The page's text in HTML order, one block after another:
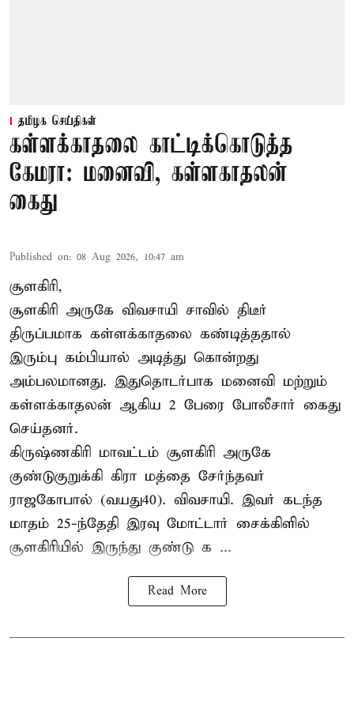
தமிழக செய்திகள்
கள்ளக்காதலை காட்டிக்கொடுத்த
கேமரா: மனைவி, கள்ளகாதலன்
கைது
Published on: 08 Aug 2026, 10:47 am
சூளகிரி,
சூளகிரி அருகே விவசாயி சாவில் திடீர்
திருப்பமாக கள்ளக்காதலை கண்டித்ததால்
இரும்பு கம்பியால் அடித்து கொன்றது
அம்பலமானது. இதுதொடர்பாக மனைவி மற்றும்
கள்ளக்காதலன் ஆகிய 2 பேரை போலீசார் கைது
செய்தனர்.
கிருஷ்ணகிரி மாவட்டம் சூளகிரி அருகே
குண்டுகுறுக்கி கிரா மத்தை சேர்ந்தவர்
ராஜகோபால் (வயது40). விவசாயி. இவர் கடந்த
மாதம் 25-ந்தேதி இரவு மோட்டார் சைக்கிளில்
சூளகிரியில் இருந்து குண்டு க ...
Read More